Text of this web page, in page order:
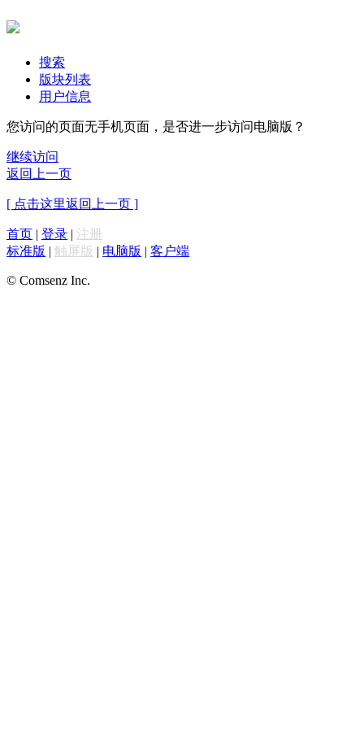
搜索
版块列表
用户信息
您访问的页面无手机页面，是否进一步访问电脑版？
继续访问
返回上一页
[ 点击这里返回上一页 ]
首页 | 登录 | 注册
标准版 | 触屏版 | 电脑版 | 客户端
© Comsenz Inc.